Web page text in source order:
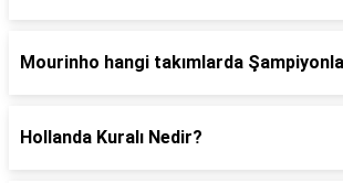
Mourinho hangi takımlarda
Hollanda Kuralı Nedir?